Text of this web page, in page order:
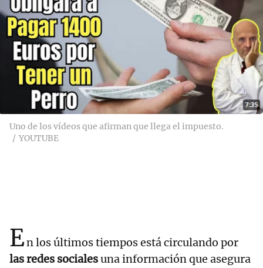
Uno de los vídeos que afirman que llega el impuesto.
YOUTUBE
En los últimos tiempos está circulando por
las redes socialesuna información que asegura